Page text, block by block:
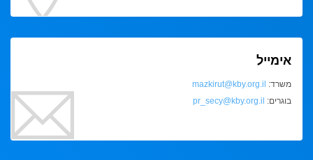
אימייל
משרד: mazkirut@kby.org.il
בוגרים: pr_secy@kby.org.il